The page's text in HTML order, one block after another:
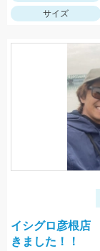
サイズ
イシグロ彦根店
きました！！